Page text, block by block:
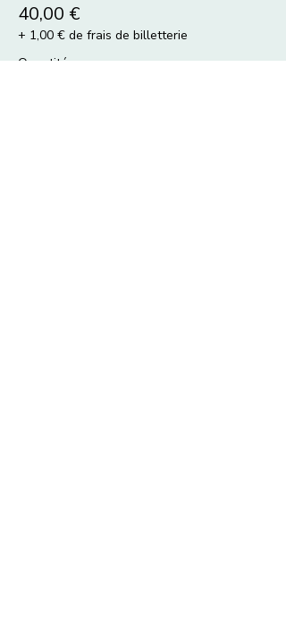
40,00 €
+ 1,00 € de frais de billetterie
Quantité